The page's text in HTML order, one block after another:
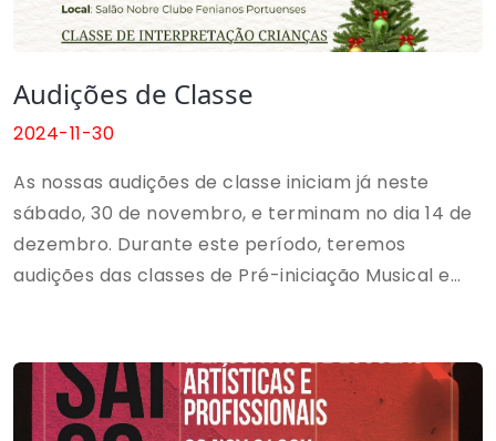
Audições de Classe
2024-11-30
As nossas audições de classe iniciam já neste
sábado, 30 de novembro, e terminam no dia 14 de
dezembro. Durante este período, teremos
audições das classes de Pré-iniciação Musical e
Classe de Interpretação para Crianças.